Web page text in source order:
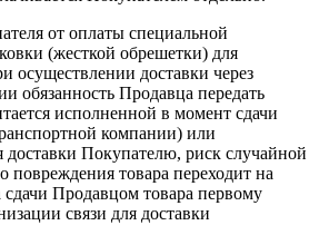
от оплаты специальной
(жесткой обрешетки) для
осуществлении доставки через
обязанность Продавца передать
исполненной в момент сдачи
компании) или
доставки Покупателю, риск случайной
повреждения товара переходит на
Продавцом товара первому
связи для доставки